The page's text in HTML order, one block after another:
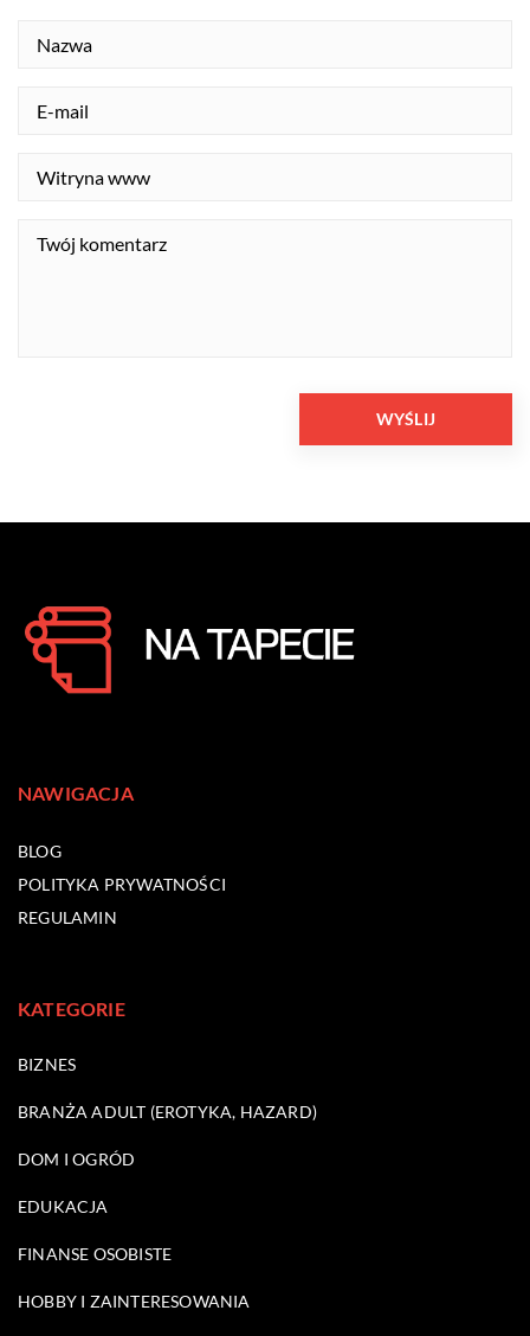
NAWIGACJA
BLOG
POLITYKA PRYWATNOŚCI
REGULAMIN
KATEGORIE
BIZNES
BRANŻA ADULT (EROTYKA, HAZARD)
DOM I OGRÓD
EDUKACJA
FINANSE OSOBISTE
HOBBY I ZAINTERESOWANIA